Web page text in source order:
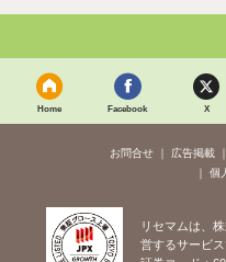
Home Facebook X
お問合せ 広告掲載
個
リセマムは、
営するサービス